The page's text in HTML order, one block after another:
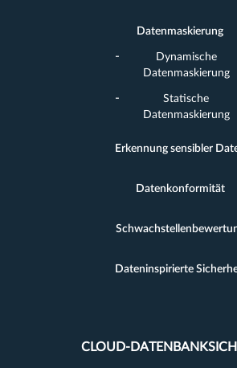
Datenmaskierung
Dynamische
Datenmaskierung
Statische
Datenmaskierung
Erkennung sensibler
Datenkonformität
Dateninspirierte
CLOUD-